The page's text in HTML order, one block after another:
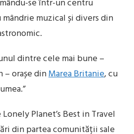
se într-un centru
muzical și divers din
dintre cele mai bune –
– orașe dinMarea Britanie, cu
Planet’s Best in Travel
din partea comunității sale